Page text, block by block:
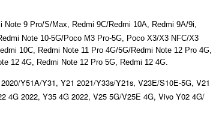
9 Pro/S/Max, Redmi 9C/Redmi 10A, Redmi 9A/9i,
Note 10-5G/Poco M3 Pro-5G, Poco X3/X3 NFC/X3
10C, Redmi Note 11 Pro 4G/5G/Redmi Note 12 Pro 4G,
12 4G, Redmi Note 12 Pro 5G, Redmi 12 4G.
Y51A/Y31, Y21 2021/Y33s/Y21s, V23E/S10E-5G, V21
4G 2022, Y35 4G 2022, V25 5G/V25E 4G, Vivo Y02 4G/